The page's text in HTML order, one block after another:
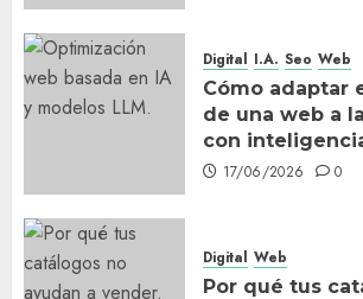
4
5
Qué debe
de inicio de
Digital I.A. Seo Web
Cómo adaptar
de una web a
con
17/06/2026 0
Digital Web
Por qué tus